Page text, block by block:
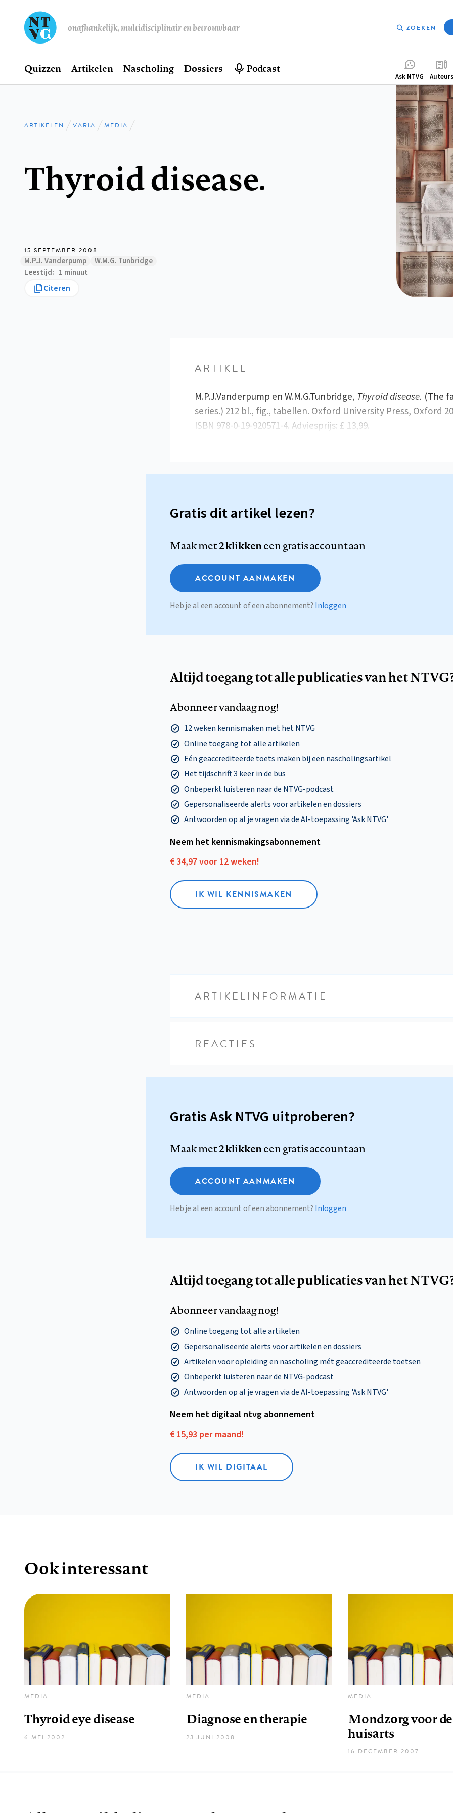
onafhankelijk, multidisciplinair en betrouwbaar ZOEKEN
Hoofdnavigatie
Home
Quizzen Artikelen Nascholing Dossiers Podcast
menu
Ask NTVG Auteurs
Kruimelpad
ARTIKELEN VARIA MEDIA
Thyroid disease.
15 SEPTEMBER 2008
M.P.J. Vanderpump
W.M.G. Tunbridge
Leestijd
1 minuut
Citeren
ARTIKEL
M.P.J.Vanderpump en W.M.G.Tunbridge, Thyroid disease. (The
series.) 212 bl., fig., tabellen. Oxford University Press, Oxford
ISBN 978-0-19-920571-4. Adviesprijs: £ 13,99.
Gratis dit artikel lezen?
Maak met2 klikkeneen gratis account aan
ACCOUNT AANMAKEN
Heb je al een account of een abonnement? Inloggen
Altijd toegang tot alle publicaties van het
Abonneer vandaag nog!
12 weken kennismaken met het NTVG
Online toegang tot alle artikelen
Eén geaccrediteerde toets maken bij een nascholingsartikel
Het tijdschrift 3 keer in de bus
Onbeperkt luisteren naar de NTVG-podcast
Gepersonaliseerde alerts voor artikelen en dossiers
Antwoorden op al je vragen via de AI-toepassing 'Ask NTVG'
Neem het kennismakings­abonnement
€ 34,97 voor 12 weken!
IK WIL KENNISMAKEN
ARTIKELINFORMATIE
REACTIES
Gratis Ask NTVG uitproberen?
Maak met2 klikkeneen gratis account aan
ACCOUNT AANMAKEN
Heb je al een account of een abonnement? Inloggen
Altijd toegang tot alle publicaties van het
Abonneer vandaag nog!
Online toegang tot alle artikelen
Gepersonaliseerde alerts voor artikelen en dossiers
Artikelen voor opleiding en nascholing mét geaccrediteerde toetsen
Onbeperkt luisteren naar de NTVG-podcast
Antwoorden op al je vragen via de AI-toepassing 'Ask NTVG'
Neem het digitaal ntvg abonnement
€ 15,93 per maand!
IK WIL DIGITAAL
Ook interessant
MEDIA
Thyroid eye disease
6 MEI 2002
MEDIA
Diagnose en therapie
23 JUNI 2008
MEDIA
Mondzorg voor de
huisarts
16 DECEMBER 2007